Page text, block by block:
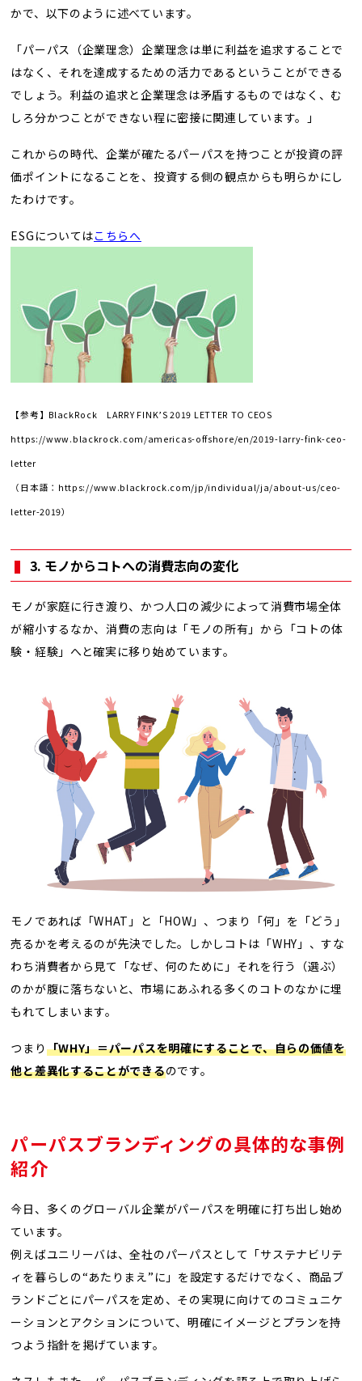
かで、以下のように述べています。
「パーパス（企業理念）企業理念は単に利益を追求することで
はなく、それを達成するための活力であるということができる
でしょう。利益の追求と企業理念は矛盾するものではなく、む
しろ分かつことができない程に密接に関連しています。」
これからの時代、企業が確たるパーパスを持つことが投資の評
価ポイントになることを、投資する側の観点からも明らかにし
たわけです。
ESGについてはこちらへ
【参考】BlackRock LARRY FINK’S 2019 LETTER TO CEOS
https://www.blackrock.com/americas-offshore/en/2019-larry-fink-ceo-
letter
（日本語： https://www.blackrock.com/jp/individual/ja/about-us/ceo-
letter-2019）
3. モノからコトへの消費志向の変化
モノが家庭に行き渡り、かつ人口の減少によって消費市場全体
が縮小するなか、消費の志向は「モノの所有」から「コトの体
験・経験」へと確実に移り始めています。
モノであれば「WHAT」と「HOW」、つまり「何」を「どう」
売るかを考えるのが先決でした。しかしコトは「WHY」、すな
わち消費者から見て「なぜ、何のために」それを行う（選ぶ）
のかが腹に落ちないと、市場にあふれる多くのコトのなかに埋
もれてしまいます。
つまり 「WHY」＝パーパスを明確にすることで、自らの価値を
他と差異化することができるのです。
パーパスブランディングの具体的な事例
紹介
今日、多くのグローバル企業がパーパスを明確に打ち出し始め
ています。
例えばユニリーバは、全社のパーパスとして「サステナビリテ
ィを暮らしの“あたりまえ”に」を設定するだけでなく、商品ブ
ランドごとにパーパスを定め、その実現に向けてのコミュニケ
ーションとアクションについて、明確にイメージとプランを持
つよう指針を掲げています。